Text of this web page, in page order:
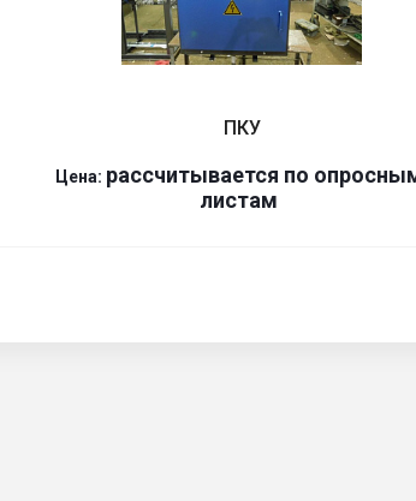
ПКУ
Цена: рассчитывается по опр
листам